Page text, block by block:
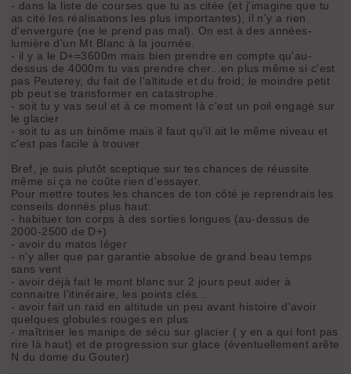
- dans la liste de courses que tu as citée (et j'imagine que tu
as cité les réalisations les plus importantes), il n'y a rien
d'envergure (ne le prend pas mal). On est à des années-
lumière d'un Mt Blanc à la journée.
- il y a le D+=3600m mais bien prendre en compte qu'au-
dessus de 4000m tu vas prendre cher...en plus même si c'est
pas Peuterey, du fait de l'altitude et du froid; le moindre petit
pb peut se transformer en catastrophe.
- soit tu y vas seul et à ce moment là c'est un poil engagé sur
le glacier
- soit tu as un binôme mais il faut qu'il ait le même niveau et
c'est pas facile à trouver
Bref, je suis plutôt sceptique sur tes chances de réussite
même si ça ne coûte rien d'essayer.
Pour mettre toutes les chances de ton côté je reprendrais les
conseils donnés plus haut:
- habituer ton corps à des sorties longues (au-dessus de
2000-2500 de D+)
- avoir du matos léger
- n'y aller que par garantie absolue de grand beau temps
sans vent
- avoir déjà fait le mont blanc sur 2 jours peut aider à
connaitre l'itinéraire, les points clés...
- avoir fait un raid en altitude un peu avant histoire d'avoir
quelques globules rouges en plus
- maîtriser les manips de sécu sur glacier ( y en a qui font pas
rire là haut) et de progression sur glace (éventuellement arête
N du dome du Gouter)